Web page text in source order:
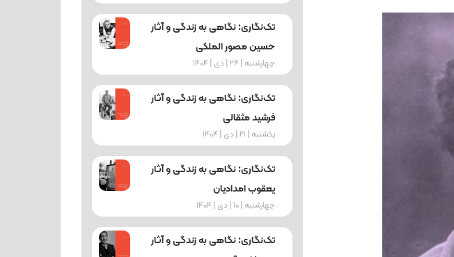
تک‌نگاری: نگاهی به زندگی و آثار
حسین مصور الملکی
چهارشنبه | 24 | دی | 1404
تک‌نگاری: نگاهی به زندگی و آثار
فرشید مثقالی
یکشنبه | 21 | دی | 1404
تک‌نگاری: نگاهی به زندگی و آثار
یعقوب امدادیان
چهارشنبه | 10 | دی | 1404
تک‌نگاری: نگاهی به زندگی و آثار